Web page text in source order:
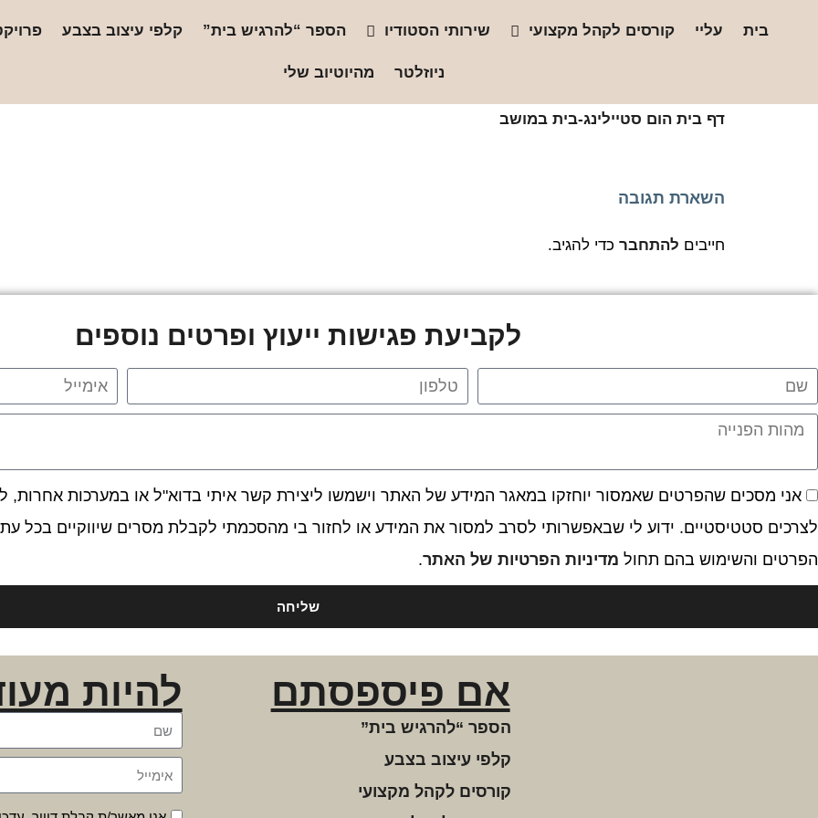
בית עליי קורסים לקהל מקצועי שירותי הסטודיו הספר “להרגיש בית” קלפי עיצוב בצבע
ניוזלטר מהיוטיוב שלי
דף בית הום סטיילינג-בית במושב
השארת תגובה
חייבים להתחבר כדי להגיב.
לקביעת פגישות ייעוץ ופרטים נוספים
אני מסכים שהפרטים שאמסור יוחזקו במאגר המידע של האתר וישמשו ליצירת קשר איתי בדוא"ל או במערכות אחרות,
לצרכים סטטיסטיים. ידוע לי שבאפשרותי לסרב למסור את המידע או לחזור בי מהסכמתי לקבלת מסרים שיווקיים בכל
הפרטים והשימוש בהם תחול מדיניות הפרטיות של האתר.
שליחה
אם פיספסתם
הספר “להרגיש בית”
קלפי עיצוב בצבע
קורסים לקהל מקצועי
להיות